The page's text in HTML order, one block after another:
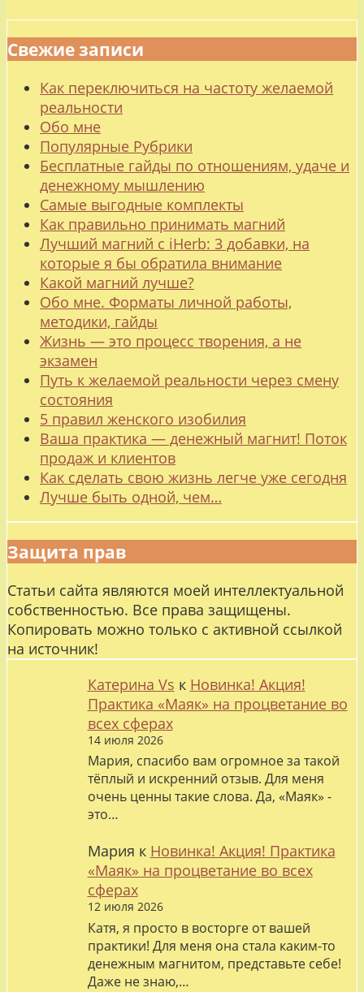
Свежие записи
Как переключиться на частоту желаемой
реальности
Обо мне
Популярные Рубрики
Бесплатные гайды по отношениям, удаче и
денежному мышлению
Самые выгодные комплекты
Как правильно принимать магний
Лучший магний с iHerb: 3 добавки, на
которые я бы обратила внимание
Какой магний лучше?
Обо мне. Форматы личной работы,
методики, гайды
Жизнь — это процесс творения, а не
экзамен
Путь к желаемой реальности через смену
состояния
5 правил женского изобилия
Ваша практика — денежный магнит! Поток
продаж и клиентов
Как сделать свою жизнь легче уже сегодня
Лучше быть одной, чем…
Защита прав
Статьи сайта являются моей интеллектуальной
собственностью. Все права защищены.
Копировать можно только с активной ссылкой
на источник!
Катерина Vs к Новинка! Акция!
Практика «Маяк» на процветание во
всех сферах
14 июля 2026
Мария, спасибо вам огромное за такой
тёплый и искренний отзыв. Для меня
очень ценны такие слова. Да, «Маяк» -
это…
Мария к Новинка! Акция! Практика
«Маяк» на процветание во всех
сферах
12 июля 2026
Катя, я просто в восторге от вашей
практики! Для меня она стала каким-то
денежным магнитом, представьте себе!
Даже не знаю,…